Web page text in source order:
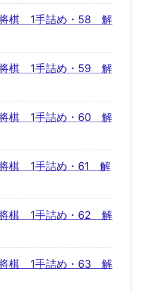
将棋 1手詰め・58 解
将棋 1手詰め・59 解
将棋 1手詰め・60 解
将棋 1手詰め・61 解
将棋 1手詰め・62 解
将棋 1手詰め・63 解